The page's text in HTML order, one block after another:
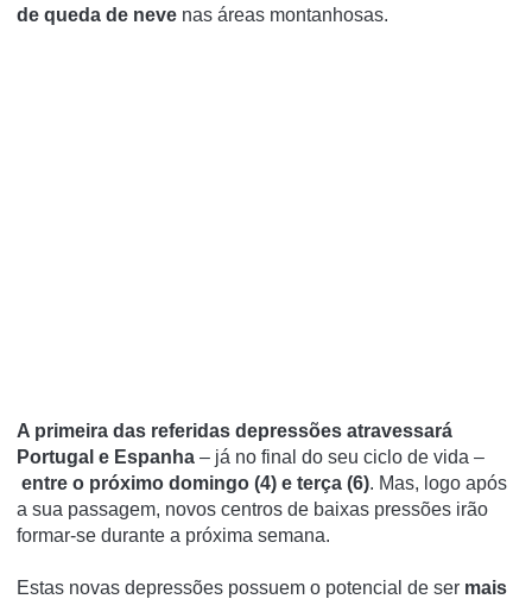
de queda de neve nas áreas montanhosas.
A primeira das referidas depressões atravessará
Portugal e Espanha – já no final do seu ciclo de vida –
entre o próximo domingo (4) e terça (6). Mas, logo após
a sua passagem, novos centros de baixas pressões irão
formar-se durante a próxima semana.
Estas novas depressões possuem o potencial de ser mais